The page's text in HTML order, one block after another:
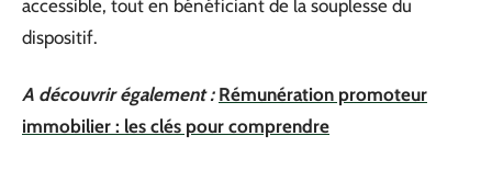
accessible, tout en bénéficiant de la souplesse du
dispositif.
A découvrir également : Rémunération promoteur
immobilier : les clés pour comprendre